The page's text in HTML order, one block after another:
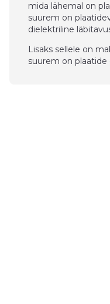
mida lähemal on
suurem on
dielektriline
Lisaks sellele on
suurem on plaatide